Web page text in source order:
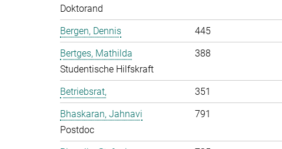
Doktorand
Bergen, Dennis 445
Bertges, Mathilda
Studentische Hilfskraft
388
Betriebsrat, 351
Bhaskaran, Jahnavi
Postdoc
791